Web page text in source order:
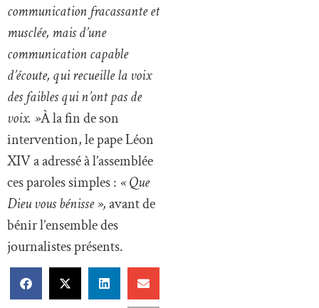
communication fracassante et
musclée, mais d’une
communication capable
d’écoute, qui recueille la voix
des faibles qui n’ont pas de
voix. »À la fin de son
intervention, le pape Léon
XIV a adressé à l’assemblée
ces paroles simples : « Que
Dieu vous bénisse »,avant de
bénir l’ensemble des
journalistes présents.